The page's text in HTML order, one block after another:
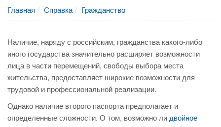
Главная Справка Гражданство
Наличие, наряду с российским, гражданства какого-либо
иного государства значительно расширяет возможности
лица в части перемещений, свободы выбора места
жительства, предоставляет широкие возможности для
трудовой и профессиональной реализации.
Однако наличие второго паспорта предполагает и
определенные сложности. О том, возможно ли двойное